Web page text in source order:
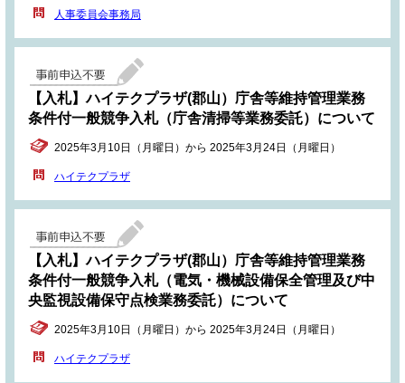
人事委員会事務局
【入札】ハイテクプラザ(郡山）庁舎等維持管理業務
条件付一般競争入札（庁舎清掃等業務委託）について
2025年3月10日（月曜日）から 2025年3月24日（月曜日）
ハイテクプラザ
【入札】ハイテクプラザ(郡山）庁舎等維持管理業務
条件付一般競争入札（電気・機械設備保全管理及び中
央監視設備保守点検業務委託）について
2025年3月10日（月曜日）から 2025年3月24日（月曜日）
ハイテクプラザ